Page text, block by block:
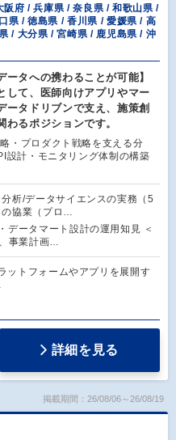
府 / 兵庫県 / 奈良県 / 和歌山県 /
県 / 徳島県 / 香川県 / 愛媛県 / 高
/ 大分県 / 宮崎県 / 鹿児島県 / 沖
ータへの携わることが可能】
して、医師向けアプリやマー
ータドリブンで支え、施策創
るポジションです。
・プロダクト戦略を支える分
設計・モニタリング体制の構築
析/データサイエンスの実務（5
の協業（プロ…
データマート設計の運用知見 ＜
事業計画…
ットフォームやアプリを展開す
詳細を見る
掲載期間：26/08/06～26/08/19